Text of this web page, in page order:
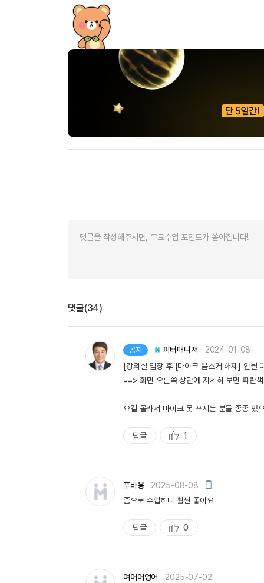
댓글(34)
공지 피터매니저
2024-01-08
[강의실 입장 후 [마이크 음소거 해제] 안될
==> 화면 오른쪽 상단에 자세히 보면 파란
요걸 몰라서 마이크 못 쓰시는 분들 종종 있
답글
추
천
1
푸바옹 2025-08-08
모
일
줌으로 수업하니 훨씬 좋아요
답글
추
천
0
여어어엉어
2025-07-02